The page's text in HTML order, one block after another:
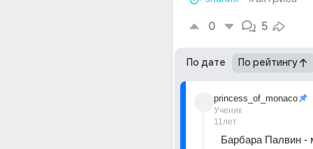
0 5
По дате По рейтингу
princess_of_monaco
Ученик
11лет
Барбара Палвин -